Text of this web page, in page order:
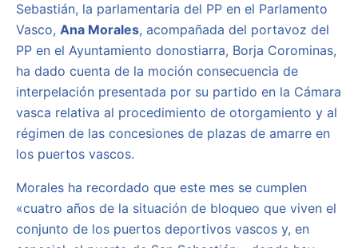
Sebastián, la parlamentaria del PP en el Parlamento
Vasco, Ana Morales, acompañada del portavoz del
PP en el Ayuntamiento donostiarra, Borja Corominas,
ha dado cuenta de la moción consecuencia de
interpelación presentada por su partido en la Cámara
vasca relativa al procedimiento de otorgamiento y al
régimen de las concesiones de plazas de amarre en
los puertos vascos.
Morales ha recordado que este mes se cumplen
«cuatro años de la situación de bloqueo que viven el
conjunto de los puertos deportivos vascos y, en